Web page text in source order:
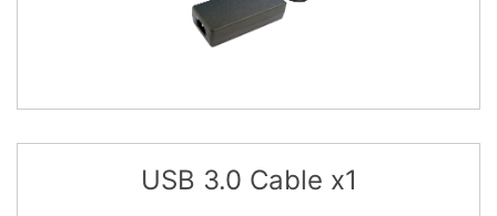
USB 3.0 Cable x1